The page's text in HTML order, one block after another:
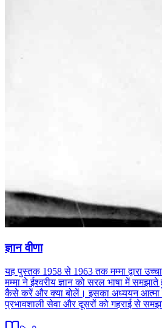
ज्ञान वीणा
यह पुस्तक 1958 से 1963 तक मम्मा द्वारा
मम्मा ने ईश्वरीय ज्ञान को सरल भाषा में समझाते
कैसे करें और क्या बोलें। इसका अध्ययन आत्मा
प्रभावशाली सेवा और दूसरों को गहराई से